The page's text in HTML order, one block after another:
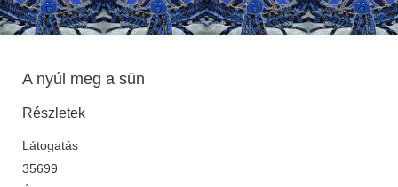
A nyúl meg a sün
Részletek
Látogatás
35699